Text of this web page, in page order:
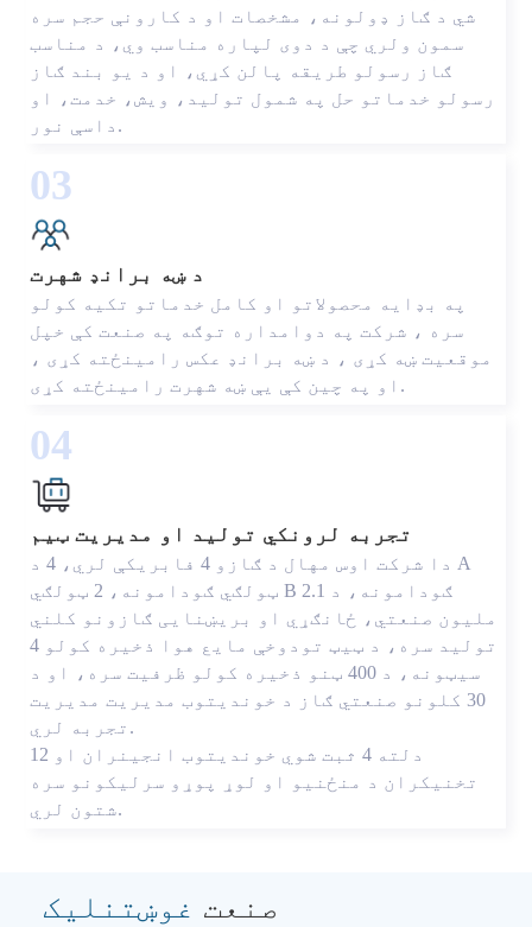
شي د ګاز ډولونه، مشخصات او د کارونې حجم سره
سمون ولري چې د دوی لپاره مناسب وي، د مناسب
ګاز رسولو طریقه پالن کړي، او د یو بند ګاز
رسولو خدماتو حل په شمول تولید، ویش، خدمت، او
داسې نور.
03
د ښه برانډ شهرت
په بډایه محصولاتو او کامل خدماتو تکیه کولو
سره ، شرکت په دوامداره توګه په صنعت کې خپل
موقعیت ښه کړی ، د ښه برانډ عکس رامینځته کړی ،
او په چین کې یې ښه شهرت رامینځته کړی.
04
تجربه لرونکي تولید او مدیریت ټیم
دا شرکت اوس مهال د ګازو 4 فابریکې لري، 4 د A
ټولګي ګودامونه، 2 ټولګي B ګودامونه، د 2.1
ملیون صنعتي، ځانګړي او بریښنایی ګازونو کلني
تولید سره، د ټیټ تودوخې مایع هوا ذخیره کولو 4
سیټونه، د 400 ټنو ذخیره کولو ظرفیت سره، او د
30 کلونو صنعتي ګاز د خوندیتوب مدیریت مدیریت
تجربه لري.
دلته 4 ثبت شوي خوندیتوب انجینران او 12
تخنیکران د منځنیو او لوړ پوړو سرلیکونو سره
شتون لري.
صنعت غوښتنلیک